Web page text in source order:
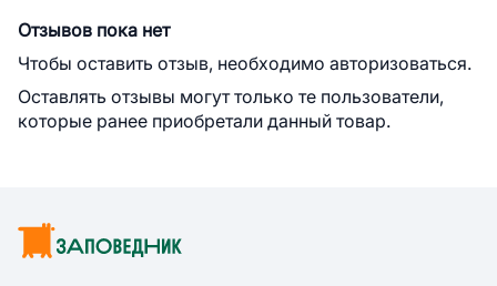
Отзывов пока нет
Чтобы оставить отзыв, необходимо авторизоваться.
Оставлять отзывы могут только те пользователи,
которые ранее приобретали данный товар.